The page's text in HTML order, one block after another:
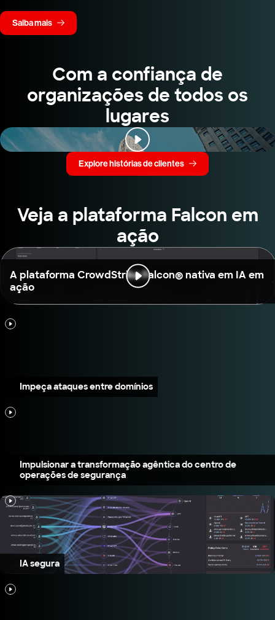
Saiba mais
Com a confiança de
organizações de todos os
lugares
Explore histórias de clientes
Veja a plataforma Falcon em
ação
A plataforma CrowdStrike Falcon® nativa em IA em
ação
Impeça ataques entre domínios
Impulsionar a transformação agêntica do centro de
operações de segurança
IA segura